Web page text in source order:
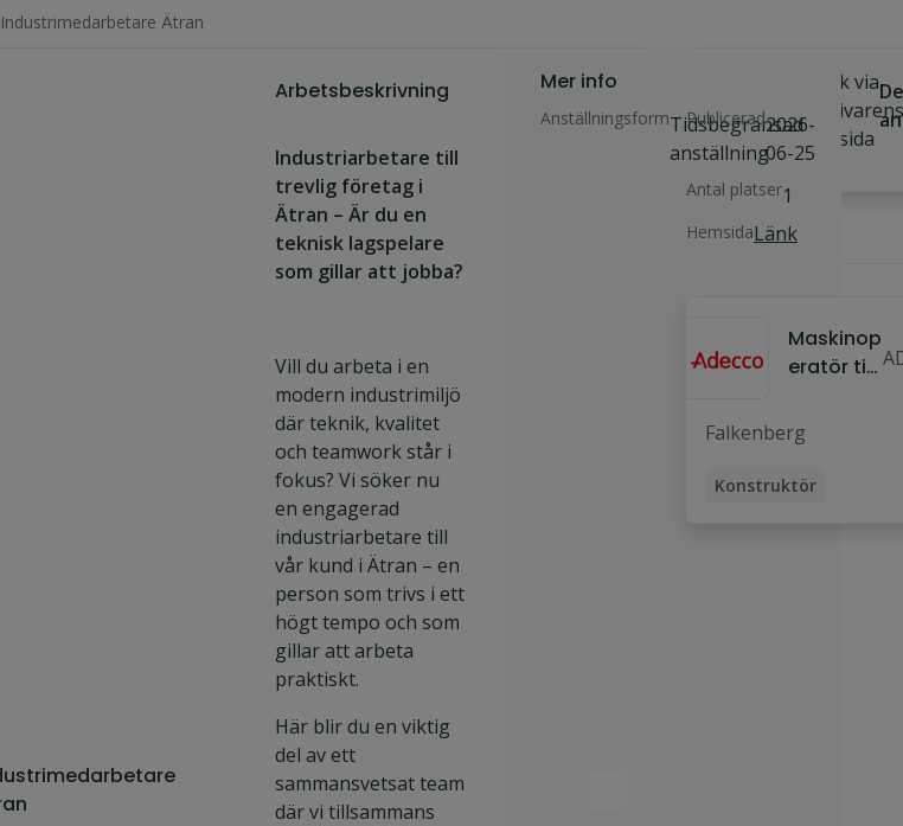
Industrimedarbetare Ätran
Arbetsbeskrivning
Industriarbetare till
trevlig företag i
Ätran – Är du en
teknisk lagspelare
som gillar att jobba?
Vill du arbeta i en
modern industrimiljö
där teknik, kvalitet
och teamwork står i
fokus? Vi söker nu
en engagerad
industriarbetare till
vår kund i Ätran – en
person som trivs i ett
högt tempo och som
gillar att arbeta
praktiskt.
Här blir du en viktig
del av ett
sammansvetsat team
där vi tillsammans
Mer info
AnställningsformTidsbegränsad
anställning
Publicerad2026-
06-25
Antal platser1
HemsidaLänk
jobbet
Ansök via
hemsida
Maskinop
eratör till
Halland
Falkenberg
Konstruktör